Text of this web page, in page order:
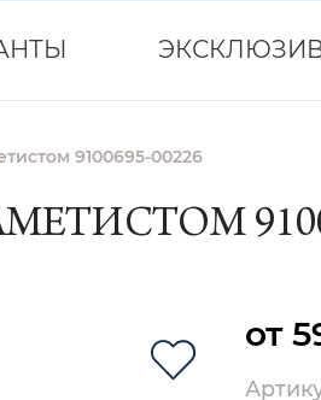
9100695-00226
от